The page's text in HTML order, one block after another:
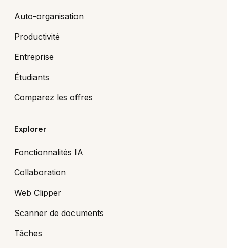
Auto-organisation
Productivité
Entreprise
Étudiants
Comparez les offres
Explorer
Fonctionnalités IA
Collaboration
Web Clipper
Scanner de documents
Tâches